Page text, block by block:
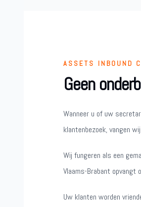
ASSETS INBOUND
Geen
Wanneer u of uw
klantenbezoek, vangen
Wij fungeren als een
Vlaams-Brabant opvangt
Uw klanten worden